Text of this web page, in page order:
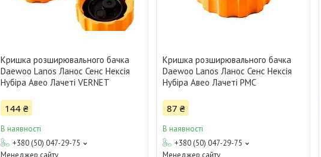
Кришка розширювального бачка
Daewoo Lanos Ланос Сенс Нексія
Нубіра Авео Лачеті VERNET
144 ₴
В наявності
+380 (50) 047-29-75
Кришка розширювального бачка
Daewoo Lanos Ланос Сенс Нексія
Нубіра Авео Лачеті PMC
87 ₴
В наявності
+380 (50) 047-29-75